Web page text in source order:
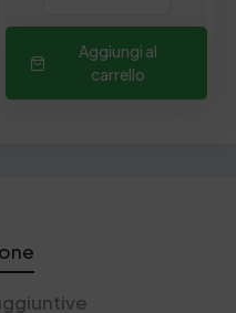
Aggiungi al
carrello